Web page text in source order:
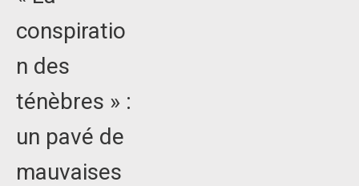
conspiratio
n des
ténèbres » :
un pavé de
mauvaises